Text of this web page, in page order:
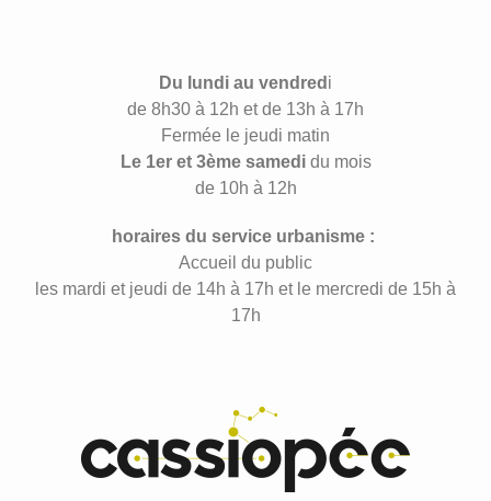
Du lundi au vendred i
de 8h30 à 12h et de 13h à 17h
Fermée le jeudi matin
Le 1er et 3ème samedidu mois
de 10h à 12h
horaires du service urbanisme :
Accueil du public
les mardi et jeudi de 14h à 17h et le mercredi de 15h à
17h